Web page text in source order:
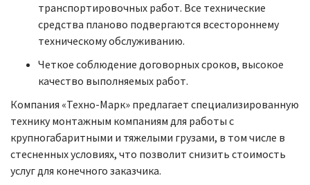
транспортировочных работ. Все технические
средства планово подвергаются всестороннему
техническому обслуживанию.
Четкое соблюдение договорных сроков, высокое
качество выполняемых работ.
Компания «Техно-Марк» предлагает специализированную
технику монтажным компаниям для работы с
крупногабаритными и тяжелыми грузами, в том числе в
стесненных условиях, что позволит снизить стоимость
услуг для конечного заказчика.